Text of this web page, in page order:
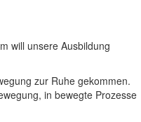
will unsere Ausbildung
zur Ruhe gekommen.
in bewegte Prozesse